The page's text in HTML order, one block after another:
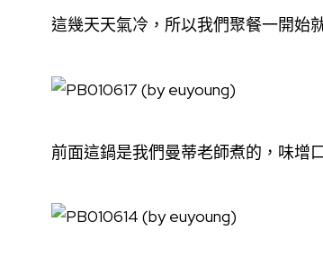
這幾天天氣冷，所以我們聚餐一開始
前面這鍋是我們曼蒂老師煮的，味增